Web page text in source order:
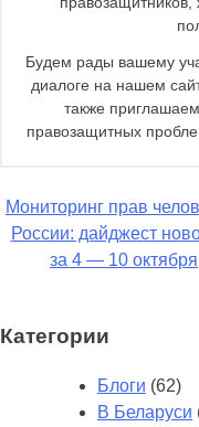
Будем рады вашему
диалоге на нашем
также
правозащитных
Навигация
Мониторинг прав
России: дайджест
за 4 — 10 октября
Категории
Блоги (62)
В Беларуси